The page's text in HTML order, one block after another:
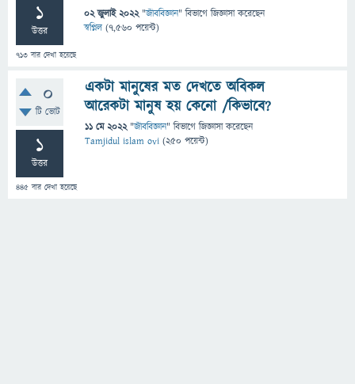
1
উত্তর
713 বার দেখা হয়েছে
02 জুলাই 2022 "জীববিজ্ঞান" বিভাগে জিজ্ঞাসাকরেছেন
স্বপ্নিল (7,560 পয়েন্ট)
0
টি ভোট
1
উত্তর
445 বার দেখা হয়েছে
একটা মানুষের মত দেখতে অবিকল
আরেকটা মানুষ হয় কেনো /কিভাবে?
11 মে 2022 "জীববিজ্ঞান" বিভাগে জিজ্ঞাসাকরেছেন
Tamjidul islam ovi (250 পয়েন্ট)